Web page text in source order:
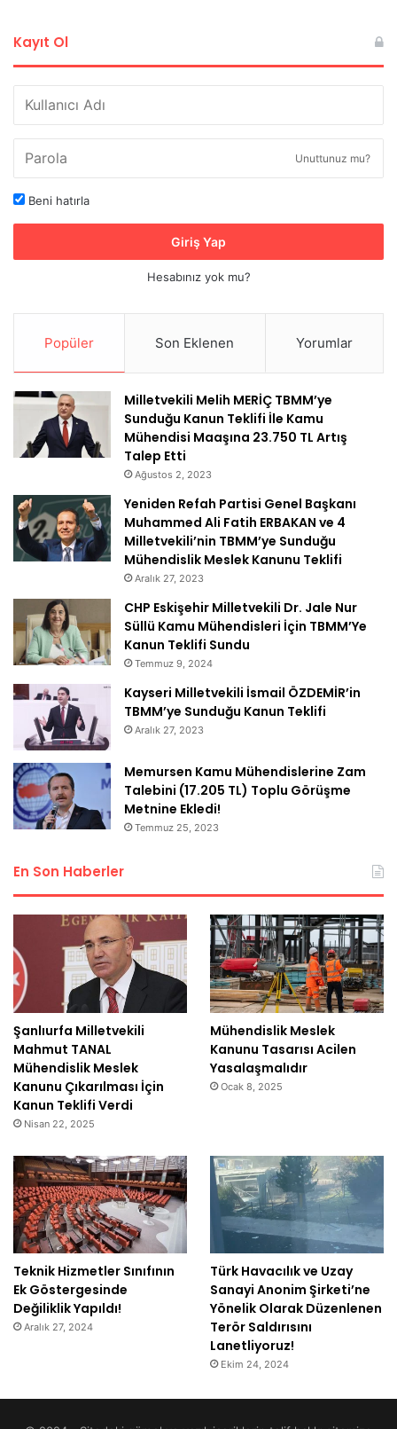
Kayıt Ol
Unuttunuz mu?
Beni hatırla
Giriş Yap
Hesabınız yok mu?
Popüler Son Eklenen Yorumlar
Milletvekili Melih MERİÇ TBMM’ye
Sunduğu Kanun Teklifi İle Kamu
Mühendisi Maaşına 23.750 TL Artış
Talep Etti
Ağustos 2, 2023
Yeniden Refah Partisi Genel Başkanı
Muhammed Ali Fatih ERBAKAN ve 4
Milletvekili’nin TBMM’ye Sunduğu
Mühendislik Meslek Kanunu Teklifi
Aralık 27, 2023
CHP Eskişehir Milletvekili Dr. Jale Nur
Süllü Kamu Mühendisleri İçin TBMM’Ye
Kanun Teklifi Sundu
Temmuz 9, 2024
Kayseri Milletvekili İsmail ÖZDEMİR’in
TBMM’ye Sunduğu Kanun Teklifi
Aralık 27, 2023
Memursen Kamu Mühendislerine Zam
Talebini (17.205 TL) Toplu Görüşme
Metnine Ekledi!
Temmuz 25, 2023
En Son Haberler
Şanlıurfa Milletvekili
Mahmut TANAL
Mühendislik Meslek
Kanunu Çıkarılması İçin
Kanun Teklifi Verdi
Nisan 22, 2025
Mühendislik Meslek
Kanunu Tasarısı Acilen
Yasalaşmalıdır
Ocak 8, 2025
Teknik Hizmetler Sınıfının
Ek Göstergesinde
Değiliklik Yapıldı!
Aralık 27, 2024
Türk Havacılık ve Uzay
Sanayi Anonim Şirketi’ne
Yönelik Olarak Düzenlenen
Terör Saldırısını
Lanetliyoruz!
Ekim 24, 2024